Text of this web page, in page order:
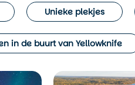
Unieke plekjes
in de buurt van Yellowknife